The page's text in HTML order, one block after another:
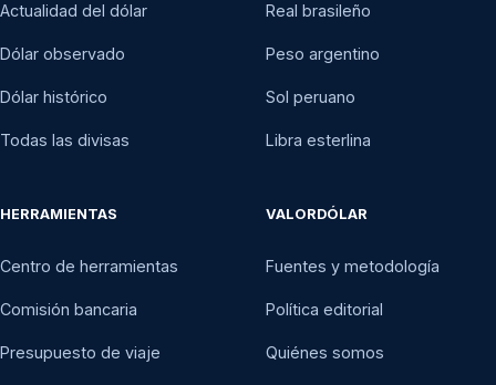
Actualidad del dólar
Dólar observado
Dólar histórico
Todas las divisas
Real brasileño
Peso argentino
Sol peruano
Libra esterlina
HERRAMIENTAS
Centro de herramientas
Comisión bancaria
Presupuesto de viaje
VALORDÓLAR
Fuentes y metodología
Política editorial
Quiénes somos